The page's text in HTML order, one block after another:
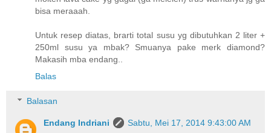
bisa meraaah.
Untuk resep diatas, brarti total susu yg dibutuhkan 2 liter +
250ml susu ya mbak? Smuanya pake merk diamond?
Makasih mba endang..
Balas
Balasan
Endang Indriani
Sabtu, Mei 17, 2014 9:43:00 AM